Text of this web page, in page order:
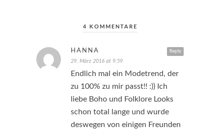
4 KOMMENTARE
Reply
HANNA
29. März 2016 at 9:59
Endlich mal ein Modetrend, der
zu 100% zu mir passt!! :)) Ich
liebe Boho und Folklore Looks
schon total lange und wurde
deswegen von einigen Freunden